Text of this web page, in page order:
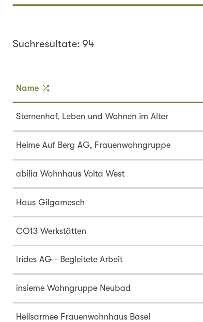
Suchresultate: 94
Name
Sternenhof, Leben und Wohnen im Alter
Heime Auf Berg AG, Frauenwohngruppe
abilia Wohnhaus Volta West
Haus Gilgamesch
CO13 Werkstätten
Irides AG - Begleitete Arbeit
insieme Wohngruppe Neubad
Heilsarmee Frauenwohnhaus Basel